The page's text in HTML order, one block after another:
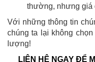
thường, nhưng giá
Với những thông tin
chúng ta lại không
lượng!
LIÊN HỆ NGAY ĐỂ